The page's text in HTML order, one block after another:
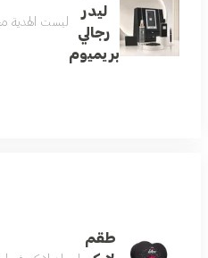
ليدر
رجالي
بريميوم
ليست الهدية
طقم